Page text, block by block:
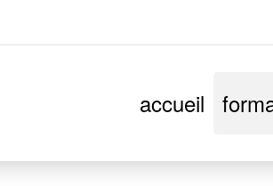
accueil